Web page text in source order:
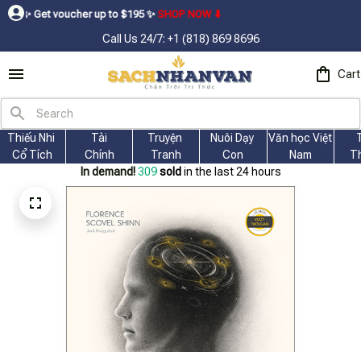
up to $195ㅤ ✨ㅤSHOP NOW ⬇
Call Us 24/7: +1 (818) 869 8696
Cart
Thiếu Nhi
Cổ Tích
Tài
Chính
Truyện
Tranh
Nuôi Dạy
Con
Văn học Việt
Nam
In demand! 312 sold in the last 24 hours